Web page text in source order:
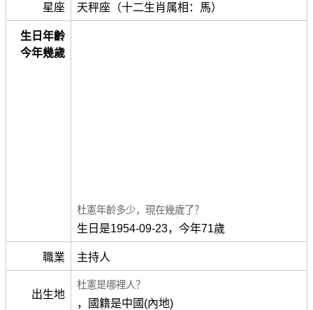
星座 天秤座（十二生肖属相：馬）
生日年齡
今年幾歲
杜憲年齡多少，現在幾歲了？
生日是1954-09-23，今年71歲
職業 主持人
出生地
杜憲是哪裡人？
，國籍是中國(內地)